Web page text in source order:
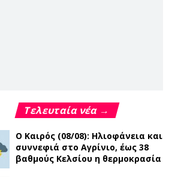
Τελευταία νέα →
Ο Καιρός (08/08): Ηλιοφάνεια και
συννεφιά στο Αγρίνιο, έως 38
βαθμούς Κελσίου η θερμοκρασία